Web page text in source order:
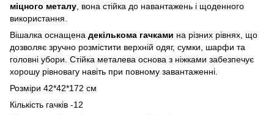
міцного металу , вона стійка до навантажень і щоденного
використання.
Вішалка оснащена декількома гачками на різних рівнях, що
дозволяє зручно розмістити верхній одяг, сумки, шарфи та
головні убори. Стійка металева основа з ніжками забезпечує
хорошу рівновагу навіть при повному завантаженні.
Розміри 42*42*172 см
Кількість гачків -12